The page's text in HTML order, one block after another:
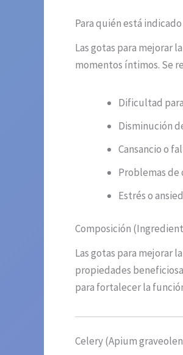
Para quién está indicado
Las gotas para mejorar
momentos íntimos. Se
Dificultad
Disminución
Cansancio o
Problemas de
Estrés o
Composición
Las gotas para mejorar
propiedades
para fortalecer la
Celery (Apium